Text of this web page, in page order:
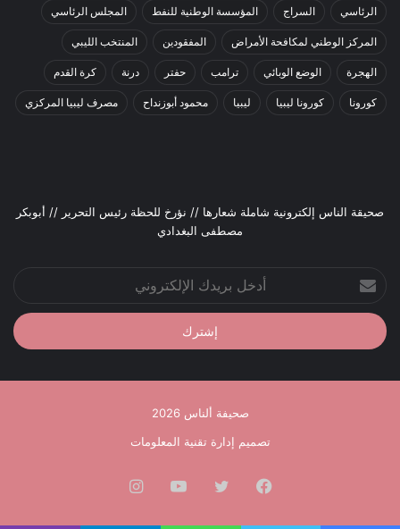
الرئاسي السراج المؤسسة الوطنية للنفط المجلس الرئاسي
المركز الوطني لمكافحة الأمراض المفقودين المنتخب الليبي
الهجرة الوضع الوبائي ترامب حفتر درنة كرة القدم
كورونا كورونا ليبيا ليبيا محمود أبوزنداح مصرف ليبيا المركزي
صحيقة الناس إلكترونية شاملة شعارها // نؤرخ للحظة رئيس التحرير // أبوبكر
مصطفى البغدادي
بريدك
الإلكتروني
صحيفة ألناس 2026
تصميم إدارة تقنية المعلومات
فيسبوك تويتر يوتيوب